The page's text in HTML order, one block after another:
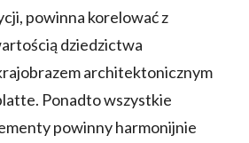
powinna korelować z
dziedzictwa
architektonicznym
Ponadto wszystkie
powinny harmonijnie